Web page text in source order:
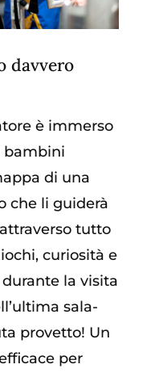
davvero
è immerso
bambini
di una
che li guiderà
tutto
curiosità e
la visita
sala-
provetto! Un
per